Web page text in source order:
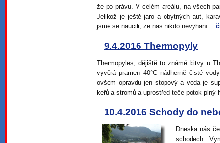
že po právu. V celém areálu, na všech
Jelikož je ještě jaro a obytných aut,
jsme se naučili, že nás nikdo nevyhání...
9.4.2016 Thermopyly
Thermopyles, dějiště to známé bitvy u
vyvěrá pramen 40°C nádherně čisté
ovšem opravdu jen stopový a voda je
keřů a stromů a uprostřed teče potok plný
10.4.2016 Schody do
Dneska nás
schodech.